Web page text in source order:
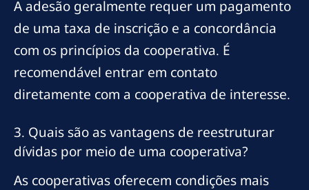
A adesão geralmente requer um pagamento
de uma taxa de inscrição e a concordância
com os princípios da cooperativa. É
recomendável entrar em contato
diretamente com a cooperativa de interesse.
3. Quais são as vantagens de reestruturar
dívidas por meio de uma cooperativa?
As cooperativas oferecem condições mais